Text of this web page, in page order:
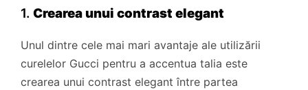
1. Crearea unui contrast elegant
Unul dintre cele mai mari avantaje ale utilizării
curelelor Gucci pentru a accentua talia este
crearea unui contrast elegant între partea